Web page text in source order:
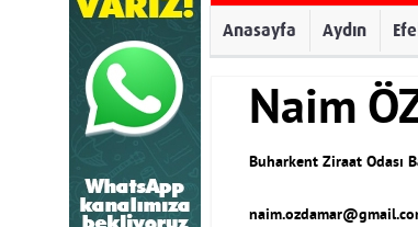
Anasayfa Aydın
Naim
Buharkent Ziraat Odası